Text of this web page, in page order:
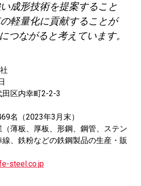
成形技術を提案すること
軽量化に貢献することが
つながると考えています。
区内幸町2-2-3
名（2023年3月末）
薄板、厚板、形鋼、鋼管、ステン
、鉄粉などの鉄鋼製品の生産・販
steel.co.jp